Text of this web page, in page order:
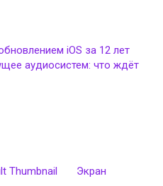
iOS за 12 лет
аудиосистем: что ждёт
Экран